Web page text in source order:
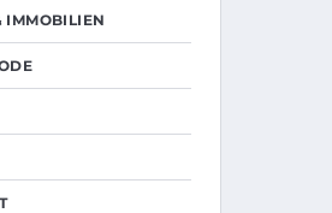
IMMOBILIEN